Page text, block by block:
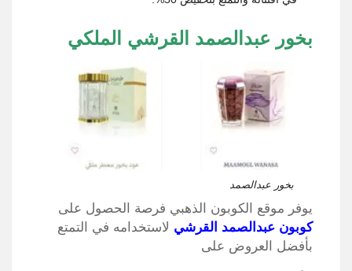
بخور عبدالصمد القرشي الملكي
بخور عبدالصمد
يوفر موقع الكوبون الذهبي فرصة الحصول على
كوبون عبدالصمد القرشي لاستخدامه في التمتع
بأفضل العروض على